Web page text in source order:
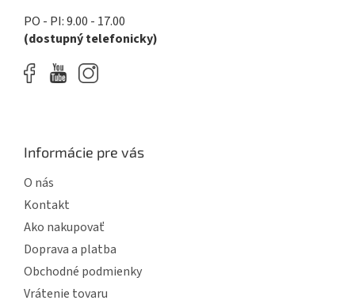
PO - PI: 9.00 - 17.00
(dostupný telefonicky)
Informácie pre vás
O nás
Kontakt
Ako nakupovať
Doprava a platba
Obchodné podmienky
Vrátenie tovaru